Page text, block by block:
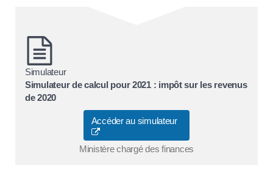
Simulateur
Simulateur de calcul pour 2021 : impôt sur les revenus
de 2020
Accéder au simulateur
Ministère chargé des finances